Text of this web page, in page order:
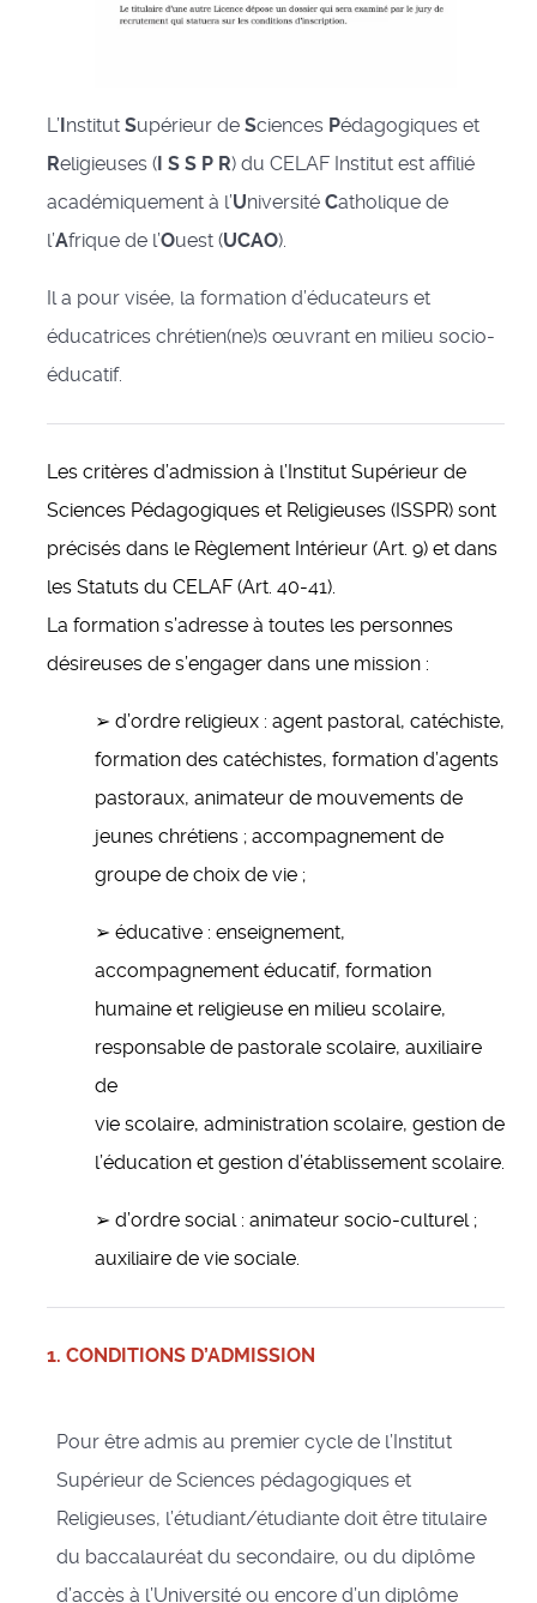
L’ nstitut Supérieur de Sciences Pédagogiques et
Religieuses ( I S S P R) du CELAF Institut est affilié
académiquement à l’Université Catholique de
l’Afrique de l’Ouest (UCAO).
Il a pour visée, la formation d’éducateurs et
éducatrices chrétien(ne)s œuvrant en milieu socio-
éducatif.
Les critères d’admission à l’Institut Supérieur de
Sciences Pédagogiques et Religieuses (ISSPR) sont
précisés dans le Règlement Intérieur (Art. 9) et dans
les Statuts du CELAF (Art. 40-41).
La formation s’adresse à toutes les personnes
désireuses de s’engager dans une mission :
➢ d’ordre religieux : agent pastoral, catéchiste,
formation des catéchistes, formation d’agents
pastoraux, animateur de mouvements de
jeunes chrétiens ; accompagnement de
groupe de choix de vie ;
➢ éducative : enseignement,
accompagnement éducatif, formation
humaine et religieuse en milieu scolaire,
responsable de pastorale scolaire, auxiliaire
de
vie scolaire, administration scolaire, gestion de
l’éducation et gestion d’établissement scolaire.
➢ d’ordre social : animateur socio-culturel ;
auxiliaire de vie sociale.
1. CONDITIONS D’ADMISSION
Pour être admis au premier cycle de l’Institut
Supérieur de Sciences pédagogiques et
Religieuses, l’étudiant/étudiante doit être titulaire
du baccalauréat du secondaire, ou du diplôme
d’accès à l’Université ou encore d’un diplôme